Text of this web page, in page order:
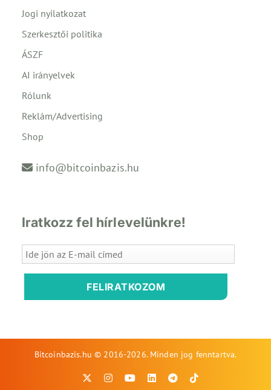
Jogi nyilatkozat
Szerkesztői politika
ÁSZF
AI irányelvek
Rólunk
Reklám/Advertising
Shop
info@bitcoinbazis.hu
Iratkozz fel hírlevelünkre!
FELIRATKOZOM
Bitcoinbazis.hu © 2016-2026. Minden jog fenntartva.